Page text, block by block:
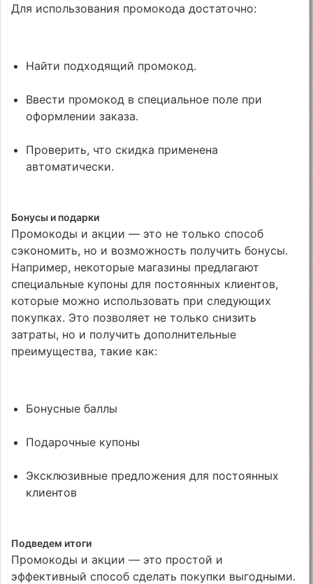
Для использования промокода достаточно:
Найти подходящий промокод.
Ввести промокод в специальное поле при
оформлении заказа.
Проверить, что скидка применена
автоматически.
Бонусы и подарки
Промокоды и акции — это не только способ
сэкономить, но и возможность получить бонусы.
Например, некоторые магазины предлагают
специальные купоны для постоянных клиентов,
которые можно использовать при следующих
покупках. Это позволяет не только снизить
затраты, но и получить дополнительные
преимущества, такие как:
Бонусные баллы
Подарочные купоны
Эксклюзивные предложения для постоянных
клиентов
Подведем итоги
Промокоды и акции — это простой и
эффективный способ сделать покупки выгодными.